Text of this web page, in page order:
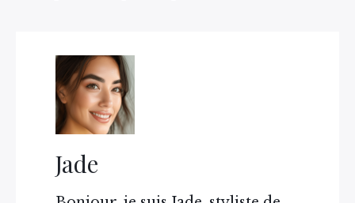
Jade